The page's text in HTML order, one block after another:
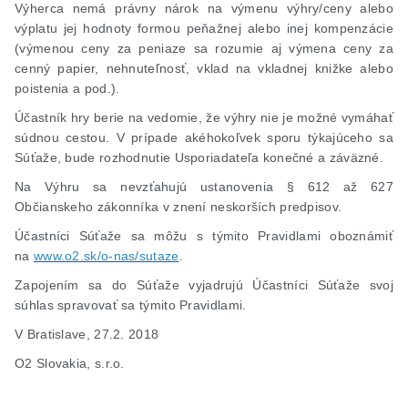
Výherca nemá právny nárok na výmenu výhry/ceny alebo
výplatu jej hodnoty formou peňažnej alebo inej kompenzácie
(výmenou ceny za peniaze sa rozumie aj výmena ceny za
cenný papier, nehnuteľnosť, vklad na vkladnej knižke alebo
poistenia a pod.).
Účastník hry berie na vedomie, že výhry nie je možné vymáhať
súdnou cestou. V prípade akéhokoľvek sporu týkajúceho sa
Súťaže, bude rozhodnutie Usporiadateľa konečné a záväzné.
Na Výhru sa nevzťahujú ustanovenia § 612 až 627
Občianskeho zákonníka v znení neskorších predpisov.
Účastníci Súťaže sa môžu s týmito Pravidlami oboznámiť
na www.o2.sk/o-nas/sutaze
Zapojením sa do Súťaže vyjadrujú Účastníci Súťaže svoj
súhlas spravovať sa týmito Pravidlami.
V Bratislave, 27.2. 2018
O2 Slovakia, s.r.o